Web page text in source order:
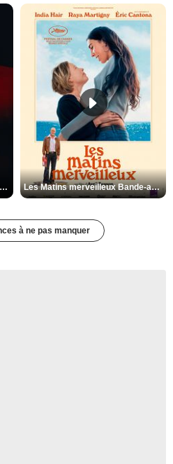
Les Silences de Riyad Bande-annonce VO STFR Les Matins merveilleux Bande-annonce VF
à ne pas manquer